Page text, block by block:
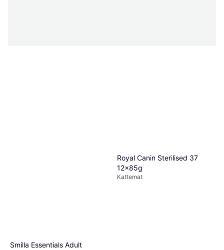
Smilla Essentials Adult
Royal Canin Sterilised 37
12x85g
Kattemat